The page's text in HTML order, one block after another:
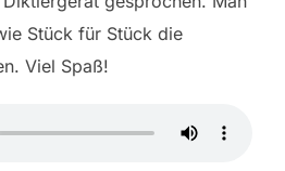
Stück für Stück die
Viel Spaß!